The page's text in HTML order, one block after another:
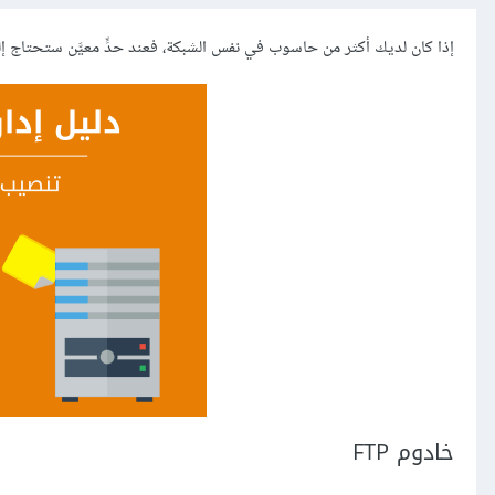
إذا كان لديك أكثر من حاسوب في نفس الشبكة، فعند حدٍّ معيَّن ستحتاج
خادوم FTP